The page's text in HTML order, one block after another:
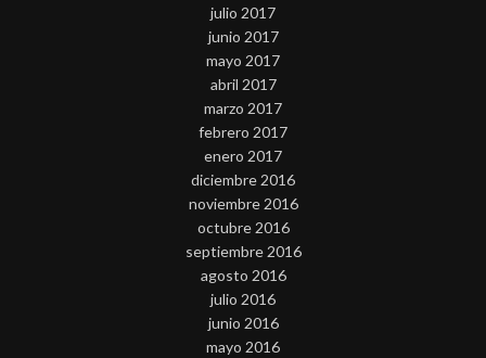
julio 2017
junio 2017
mayo 2017
abril 2017
marzo 2017
febrero 2017
enero 2017
diciembre 2016
noviembre 2016
octubre 2016
septiembre 2016
agosto 2016
julio 2016
junio 2016
mayo 2016